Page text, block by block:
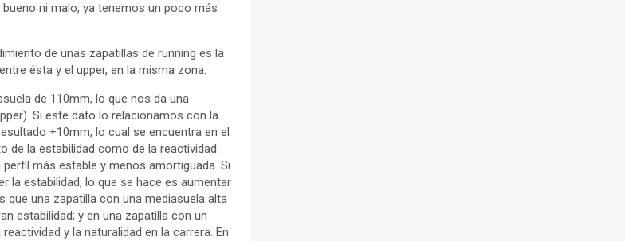
ni malo, ya tenemos un poco más
de unas zapatillas de running es la
ésta y el upper, en la misma zona.
de 110mm, lo que nos da una
Si este dato lo relacionamos con la
+10mm, lo cual se encuentra en el
de la estabilidad como de la reactividad:
más estable y menos amortiguada. Si
la estabilidad, lo que se hace es aumentar
que una zapatilla con una mediasuela alta
estabilidad; y en una zapatilla con un
y la naturalidad en la carrera. En